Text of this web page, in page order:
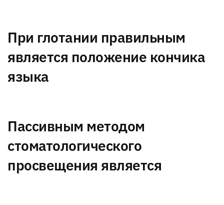
При глотании правильным
является положение кончика
языка
Пассивным методом
стоматологического
просвещения является